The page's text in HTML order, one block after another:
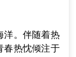
洋。伴随着热
春热忱倾注于